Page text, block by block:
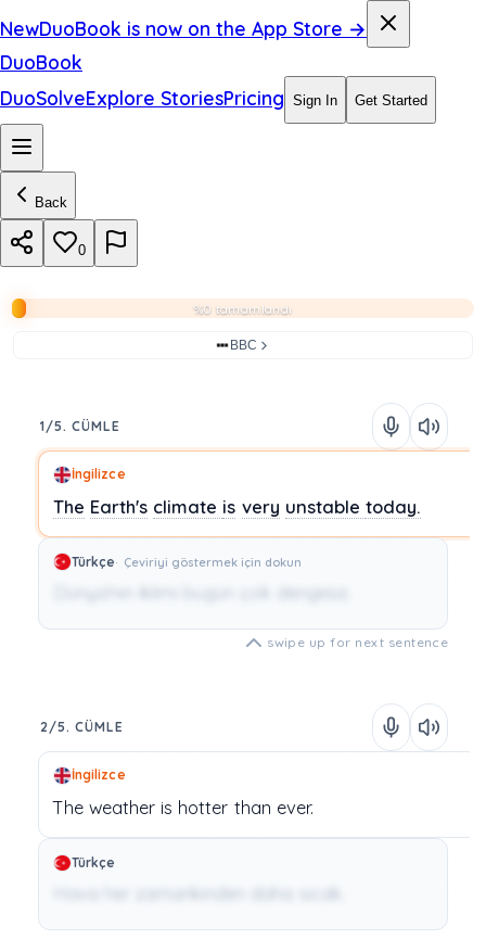
NewDuoBook is now on the App Store →
DuoBook
DuoSolveExplore StoriesPricing Sign In Get Started
Back
0
%0 tamamlandı
BBC
1/5. CÜMLE
İngilizce
The Earth's climate is very unstabletoday.
Türkçe Çeviriyi göstermek için dokun
Dünya'nın iklimi bugün çok dengesiz.
swipe up for next sentence
2/5. CÜMLE
İngilizce
The weather is hotter than ever.
Türkçe